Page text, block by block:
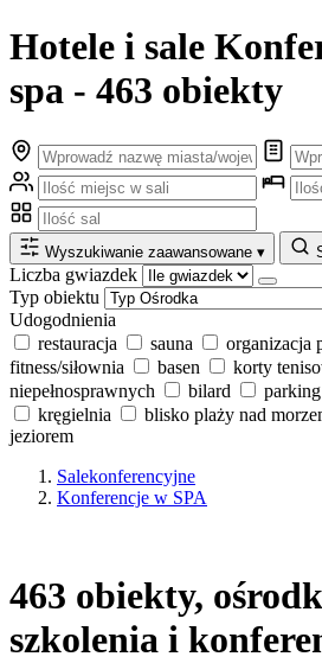
Hotele i sale
spa - 463 obiekty
Wyszukiwanie zaawansowane ▾
Liczba gwiazdek
Typ obiektu
Udogodnienia
restauracja
sauna organizacja
fitness/siłownia
basen korty
niepełnosprawnych
bilard parking
kręgielnia
blisko plaży nad
jeziorem
Salekonferencyjne
Konferencje w SPA
463 obiekty,
szkolenia i